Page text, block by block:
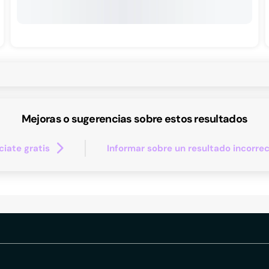
Mejoras o sugerencias sobre estos resultados
gratis Informar sobre un resultado